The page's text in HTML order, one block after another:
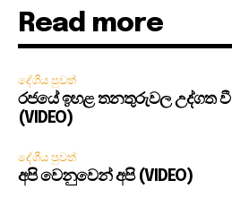
Read more
දේශීය පුවත්
රජයේ ඉහළ තනතුරුවල උද්ගත වී
(VIDEO)
දේශීය පුවත්
අපි වෙනුවෙන් අපි (VIDEO)